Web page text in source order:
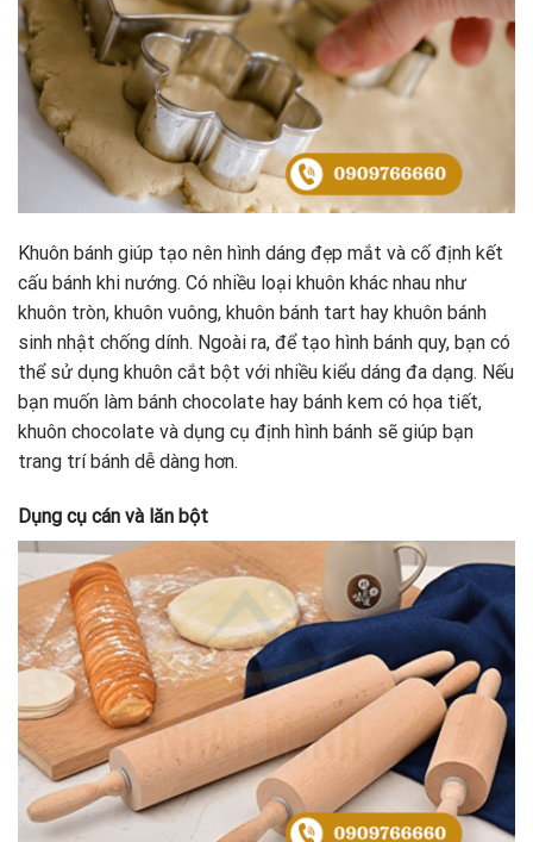
Khuôn bánh giúp tạo nên hình dáng đẹp mắt và cố định kết
cấu bánh khi nướng. Có nhiều loại khuôn khác nhau như
khuôn tròn, khuôn vuông, khuôn bánh tart hay khuôn bánh
sinh nhật chống dính. Ngoài ra, để tạo hình bánh quy, bạn có
thể sử dụng khuôn cắt bột với nhiều kiểu dáng đa dạng. Nếu
bạn muốn làm bánh chocolate hay bánh kem có họa tiết,
khuôn chocolate và dụng cụ định hình bánh sẽ giúp bạn
trang trí bánh dễ dàng hơn.
Dụng cụ cán và lăn bột